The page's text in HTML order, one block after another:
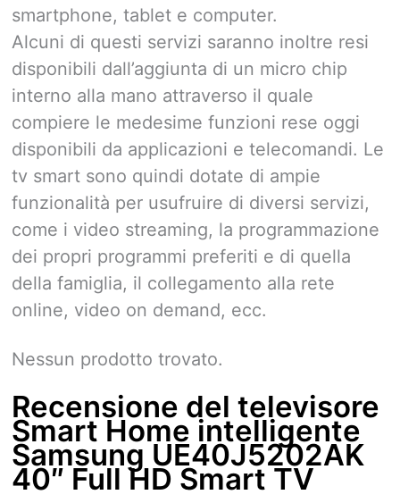
smartphone, tablet e computer.
Alcuni di questi servizi saranno inoltre resi
disponibili dall’aggiunta di un micro chip
interno alla mano attraverso il quale
compiere le medesime funzioni rese oggi
disponibili da applicazioni e telecomandi. Le
tv smart sono quindi dotate di ampie
funzionalità per usufruire di diversi servizi,
come i video streaming, la programmazione
dei propri programmi preferiti e di quella
della famiglia, il collegamento alla rete
online, video on demand, ecc.
Nessun prodotto trovato.
Recensione del televisore
Smart Home intelligente
Samsung UE40J5202AK
40″ Full HD Smart TV